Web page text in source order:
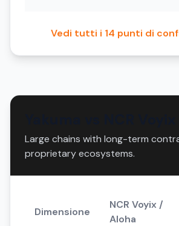
Vedi tutti i 14 punti di
Large chains with long-term
proprietary ecosystems.
Dimensione
NCR Voyix /
Aloha